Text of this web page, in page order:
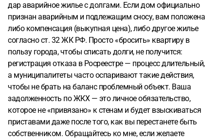
дар аварийное жилье с долгами. Если дом официально
признан аварийным и подлежащим сносу, вам положена
либо компенсация (выкупная цена), либо другое жилье
согласно ст. 32 ЖК РФ. Просто «бросить» квартиру в
пользу города, чтобы списать долги, не получится:
регистрация отказа в Росреестре — процесс длительный,
а муниципалитеты часто оспаривают такие действия,
чтобы не брать на баланс проблемный объект. Ваша
задолженность по ЖКХ — это личное обязательство,
которое не «привязано» к стенам и будет взыскиваться
приставами даже после того, как вы перестанете быть
собственником. Обращайтесь ко мне, если желаете